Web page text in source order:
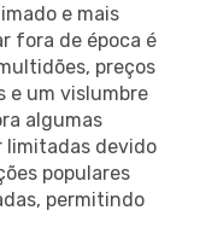
e mais
fora de época é
preços
e um vislumbre
algumas
limitadas devido
populares
permitindo